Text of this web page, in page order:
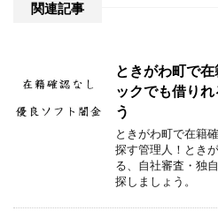
関連記事
ときがわ町で
ックでも借り
う
ときがわ町で在籍
探す管理人！とき
る、自社審査・独
探しましょう。